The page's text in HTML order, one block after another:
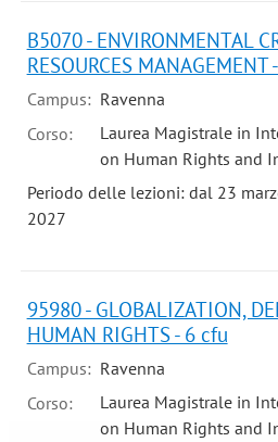
B5070 - ENVIRONMENTAL
RESOURCES MANAGEMENT
Campus: Ravenna
Corso:
Laurea Magistrale in
on Human Rights and
Periodo delle lezioni: dal 23
2027
95980 - GLOBALIZATION,
HUMAN RIGHTS - 6 cfu
Campus: Ravenna
Corso:
Laurea Magistrale in
on Human Rights and